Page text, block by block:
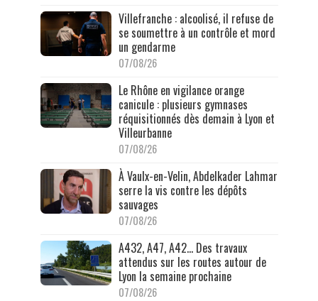
Villefranche : alcoolisé, il refuse de
se soumettre à un contrôle et mord
un gendarme
07/08/26
Le Rhône en vigilance orange
canicule : plusieurs gymnases
réquisitionnés dès demain à Lyon et
Villeurbanne
07/08/26
À Vaulx-en-Velin, Abdelkader Lahmar
serre la vis contre les dépôts
sauvages
07/08/26
A432, A47, A42… Des travaux
attendus sur les routes autour de
Lyon la semaine prochaine
07/08/26